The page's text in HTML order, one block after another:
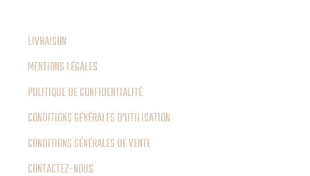
LIVRAISON
MENTIONS LÉGALES
POLITIQUE DE CONFIDENTIALITÉ
CONDITIONS GÉNÉRALES D'UTILISATION
CONDITIONS GÉNÉRALES DE VENTE
CONTACTEZ-NOUS